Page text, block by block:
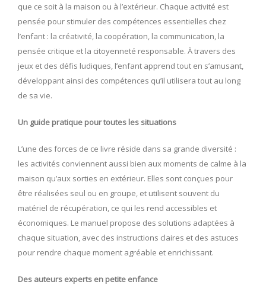
que ce soit à la maison ou à l’extérieur. Chaque activité est
pensée pour stimuler des compétences essentielles chez
l’enfant : la créativité, la coopération, la communication, la
pensée critique et la citoyenneté responsable. À travers des
jeux et des défis ludiques, l’enfant apprend tout en s’amusant,
développant ainsi des compétences qu’il utilisera tout au long
de sa vie.
Un guide pratique pour toutes les situations
L’une des forces de ce livre réside dans sa grande diversité :
les activités conviennent aussi bien aux moments de calme à la
maison qu’aux sorties en extérieur. Elles sont conçues pour
être réalisées seul ou en groupe, et utilisent souvent du
matériel de récupération, ce qui les rend accessibles et
économiques. Le manuel propose des solutions adaptées à
chaque situation, avec des instructions claires et des astuces
pour rendre chaque moment agréable et enrichissant.
Des auteurs experts en petite enfance